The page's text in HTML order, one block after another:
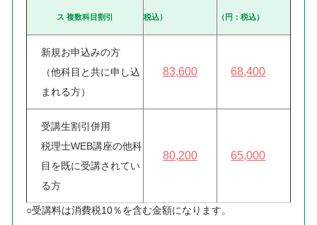
ス 複数科目割引 税込） （円：税込）
新規お申込みの方
（他科目と共に申し込
まれる方）
83,600 68,400
受講生割引併用
税理士WEB講座の他科
目を既に受講されてい
る方
80,200 65,000
○受講料は消費税10％を含む金額になります。